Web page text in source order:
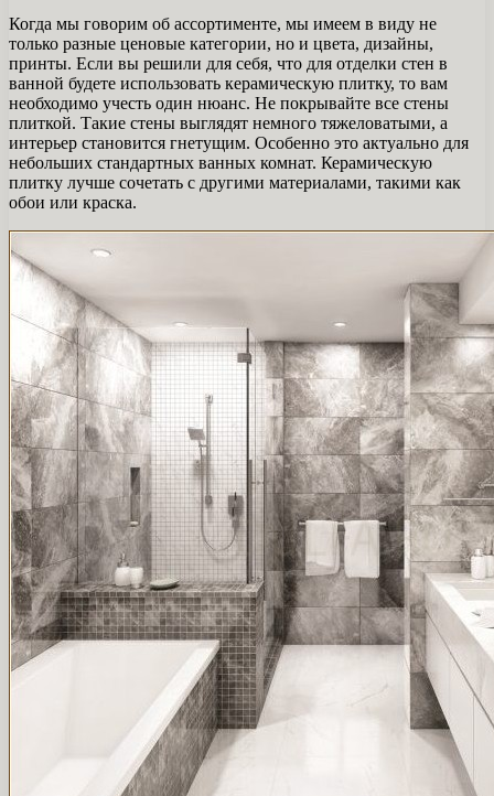
Когда мы говорим об ассортименте, мы имеем в виду не
только разные ценовые категории, но и цвета, дизайны,
принты. Если вы решили для себя, что для отделки стен в
ванной будете использовать керамическую плитку, то вам
необходимо учесть один нюанс. Не покрывайте все стены
плиткой. Такие стены выглядят немного тяжеловатыми, а
интерьер становится гнетущим. Особенно это актуально для
небольших стандартных ванных комнат. Керамическую
плитку лучше сочетать с другими материалами, такими как
обои или краска.